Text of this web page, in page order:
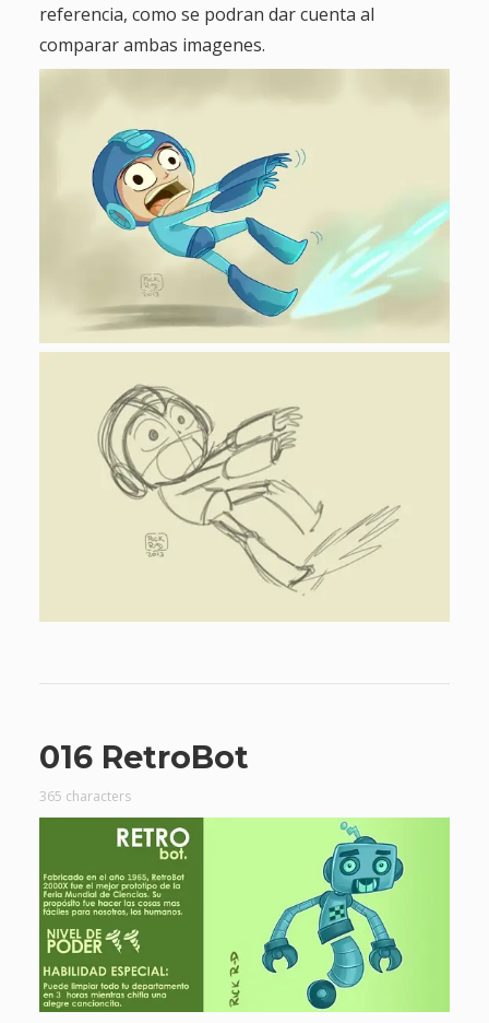
referencia, como se podran dar cuenta al
comparar ambas imagenes.
016 RetroBot
365 characters